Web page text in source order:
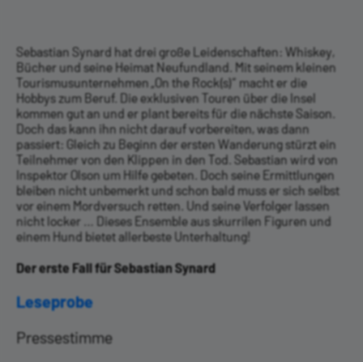
Sebastian Synard hat drei große Leidenschaften: Whiskey,
Bücher und seine Heimat Neufundland. Mit seinem kleinen
Tourismus­unternehmen „On the Rock(s)“ macht er die
Hobbys zum Beruf. Die exklusiven Touren über die Insel
kommen gut an und er plant bereits für die nächste Saison.
Doch das kann ihn nicht darauf vorbereiten, was dann
passiert: Gleich zu Beginn der ersten Wanderung stürzt ein
Teilnehmer von den Klippen in den Tod. Sebastian wird von
Inspektor Olson um Hilfe gebeten. Doch seine Ermittlungen
bleiben nicht unbemerkt und schon bald muss er sich selbst
vor einem Mordversuch retten. Und seine Verfolger lassen
nicht locker … Dieses Ensemble aus skurrilen Figuren und
einem Hund bietet allerbeste Unterhaltung!
Der erste Fall für Sebastian Synard
Leseprobe
Pressestimme